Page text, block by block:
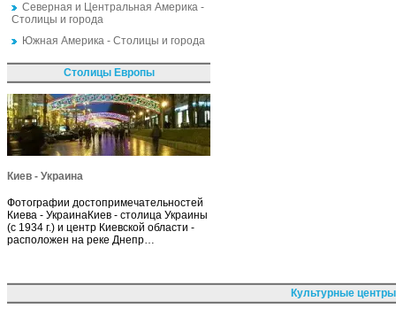
Северная и Центральная Америка -
Столицы и города
Южная Америка - Столицы и города
Столицы Европы
Киев - Украина
Фотографии достопримечательностей
Киева - УкраинаКиев - столица Украины
(с 1934 г.) и центр Киевской области -
расположен на реке Днепр…
Культурные